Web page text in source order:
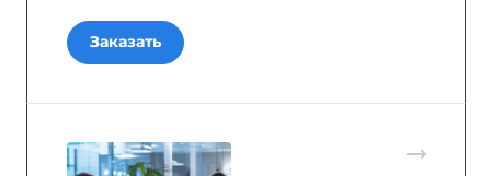
Заказать